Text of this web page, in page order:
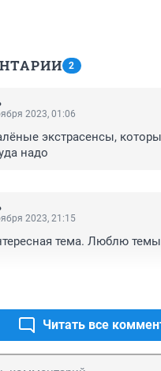
2
2023, 01:06
экстрасенсы,
надо
2023, 21:15
тема. Люблю
Читать все